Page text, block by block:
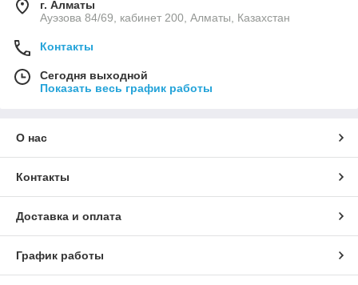
г. Алматы
Ауэзова 84/69, кабинет 200, Алматы, Казахстан
Контакты
Сегодня выходной
Показать весь график работы
О нас
Контакты
Доставка и оплата
График работы